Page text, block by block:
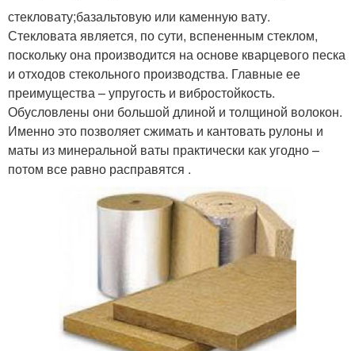
стекловату;базальтовую или каменную вату.
Стекловата является, по сути, вспененным стеклом,
поскольку она производится на основе кварцевого песка
и отходов стекольного производства. Главные ее
преимущества – упругость и вибростойкость.
Обусловлены они большой длиной и толщиной волокон.
Именно это позволяет сжимать и кантовать рулоны и
маты из минеральной ваты практически как угодно –
потом все равно расправятся .